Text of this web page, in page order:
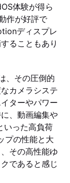
体験が得ら
作が好評で
ディスプレ
ることもあり
、その圧倒的
カメラシステ
ターやパワー
、動画編集や
いった高負荷
プの性能と大
その高性能ゆ
であると感じ